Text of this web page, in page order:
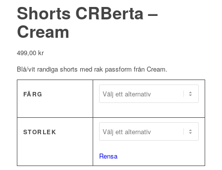
Shorts CRBerta –
Cream
499,00 kr
Blå/vit randiga shorts med rak passform från Cream.
FÄRG
STORLEK
Rensa